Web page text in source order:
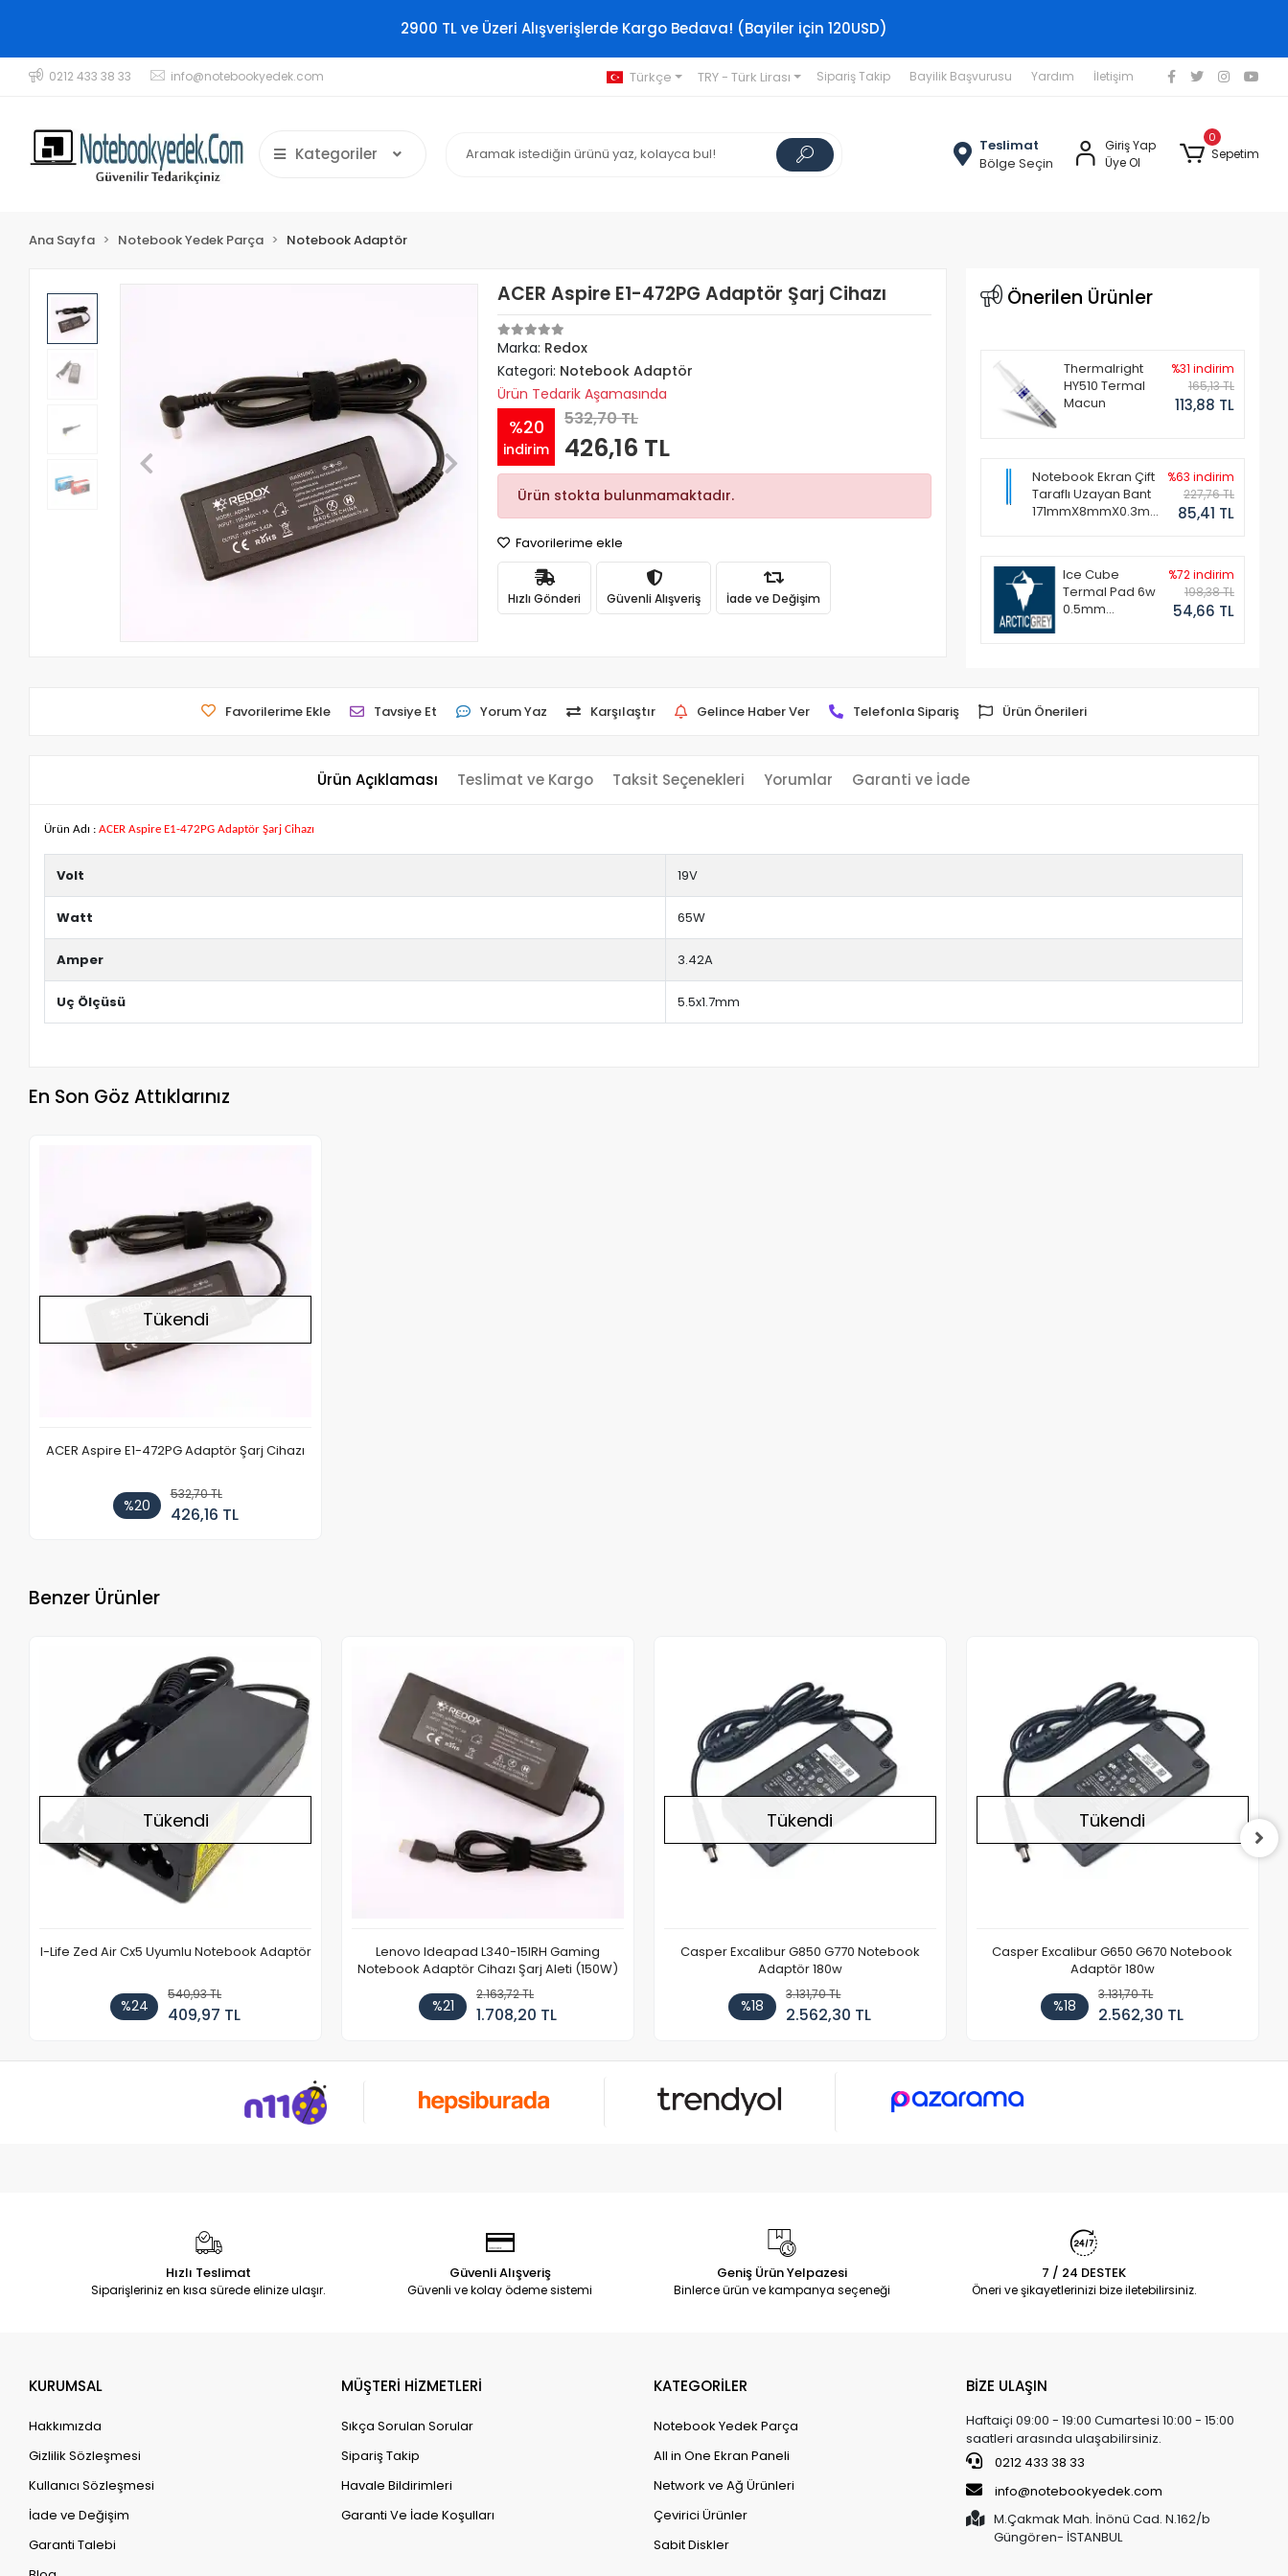
2900 TL ve Üzeri Alışverişlerde Kargo Bedava! (Bayiler için 120USD)
0212 433 38 33 info@notebookyedek.com Türkçe TRY - Türk Lirası Sipariş Takip Bayilik Başvurusu Yardım İletişim
Kategoriler
Teslimat
Bölge Seçin
Giriş Yap
Üye Ol
0
Sepetim
Ana Sayfa Notebook Yedek Parça Notebook Adaptör
ACER Aspire E1-472PG Adaptör Şarj Cihazı
Marka: Redox
Kategori: Notebook Adaptör
Ürün Tedarik Aşamasında
%20
indirim
532,70 TL
426,16 TL
Ürün stokta bulunmamaktadır.
Favorilerime ekle
Hızlı Gönderi Güvenli Alışveriş İade ve Değişim
Önerilen Ürünler
Thermalright
HY510 Termal
Macun
%31 indirim
165,13 TL
113,88 TL
Notebook Ekran Çift
Taraflı Uzayan Bant
171mmX8mmX0.3mm
%63 indirim
227,76 TL
85,41 TL
Ice Cube
Termal Pad 6w
0.5mm
%72 indirim
198,38 TL
54,66 TL
Favorilerime Ekle Tavsiye Et Yorum Yaz Karşılaştır Gelince Haber Ver Telefonla Sipariş Ürün Önerileri
Ürün Açıklaması Teslimat ve Kargo Taksit Seçenekleri Yorumlar Garanti ve İade
Ürün Adı : ACER Aspire E1-472PG Adaptör Şarj Cihazı
Volt 19V
Watt 65W
Amper 3.42A
Uç Ölçüsü 5.5x1.7mm
En Son Göz Attıklarınız
Tükendi
ACER Aspire E1-472PG Adaptör Şarj Cihazı
%20
532,70 TL
426,16 TL
Benzer Ürünler
Tükendi
I-Life Zed Air Cx5 Uyumlu Notebook Adaptör
%24
540,93 TL
409,97 TL
Lenovo Ideapad L340-15IRH Gaming
Notebook Adaptör Cihazı Şarj Aleti (150W)
%21
2.163,72 TL
1.708,20 TL
Tükendi
Casper Excalibur G850 G770 Notebook
Adaptör 180w
%18
3.131,70 TL
2.562,30 TL
Tükendi
Casper Excalibur G650 G670 Notebook
Adaptör 180w
%18
3.131,70 TL
2.562,30 TL
Hızlı Teslimat
Siparişleriniz en kısa sürede elinize ulaşır.
Güvenli Alışveriş
Güvenli ve kolay ödeme sistemi
Geniş Ürün Yelpazesi
Binlerce ürün ve kampanya seçeneği
7 / 24 DESTEK
Öneri ve şikayetlerinizi bize iletebilirsiniz.
KURUMSAL
Hakkımızda
Gizlilik Sözleşmesi
Kullanıcı Sözleşmesi
İade ve Değişim
Garanti Talebi
MÜŞTERİ HİZMETLERİ
Sıkça Sorulan Sorular
Sipariş Takip
Havale Bildirimleri
Garanti Ve İade Koşulları
KATEGORİLER
Notebook Yedek Parça
All in One Ekran Paneli
Network ve Ağ Ürünleri
Çevirici Ürünler
Sabit Diskler
BİZE ULAŞIN
Haftaiçi 09:00 - 19:00 Cumartesi 10:00 - 15:00
saatleri arasında ulaşabilirsiniz.
0212 433 38 33
info@notebookyedek.com
M.Çakmak Mah. İnönü Cad. N.162/b
Güngören- İSTANBUL